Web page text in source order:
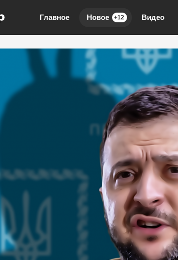
Главное Новое +12 Видео